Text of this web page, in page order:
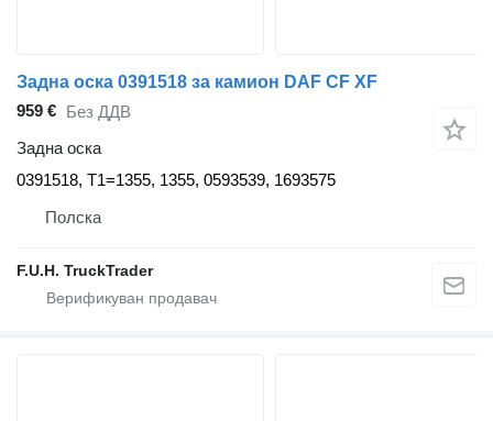
Задна оска 0391518 за камион DAF CF XF
959 € Без ДДВ
Задна оска
0391518, T1=1355, 1355, 0593539, 1693575
Полска
F.U.H. TruckTrader